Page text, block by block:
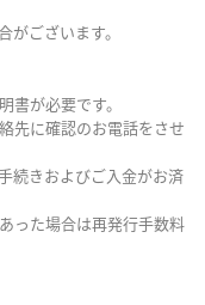
がございます。
書が必要です。
先に確認のお電話をさせ
続きおよびご入金がお済
った場合は再発行手数料